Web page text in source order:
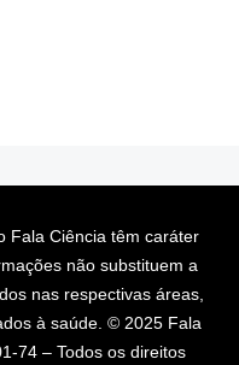
Fala Ciência têm caráter
não substituem a
nas respectivas áreas,
à saúde. © 2025 Fala
74 – Todos os direitos